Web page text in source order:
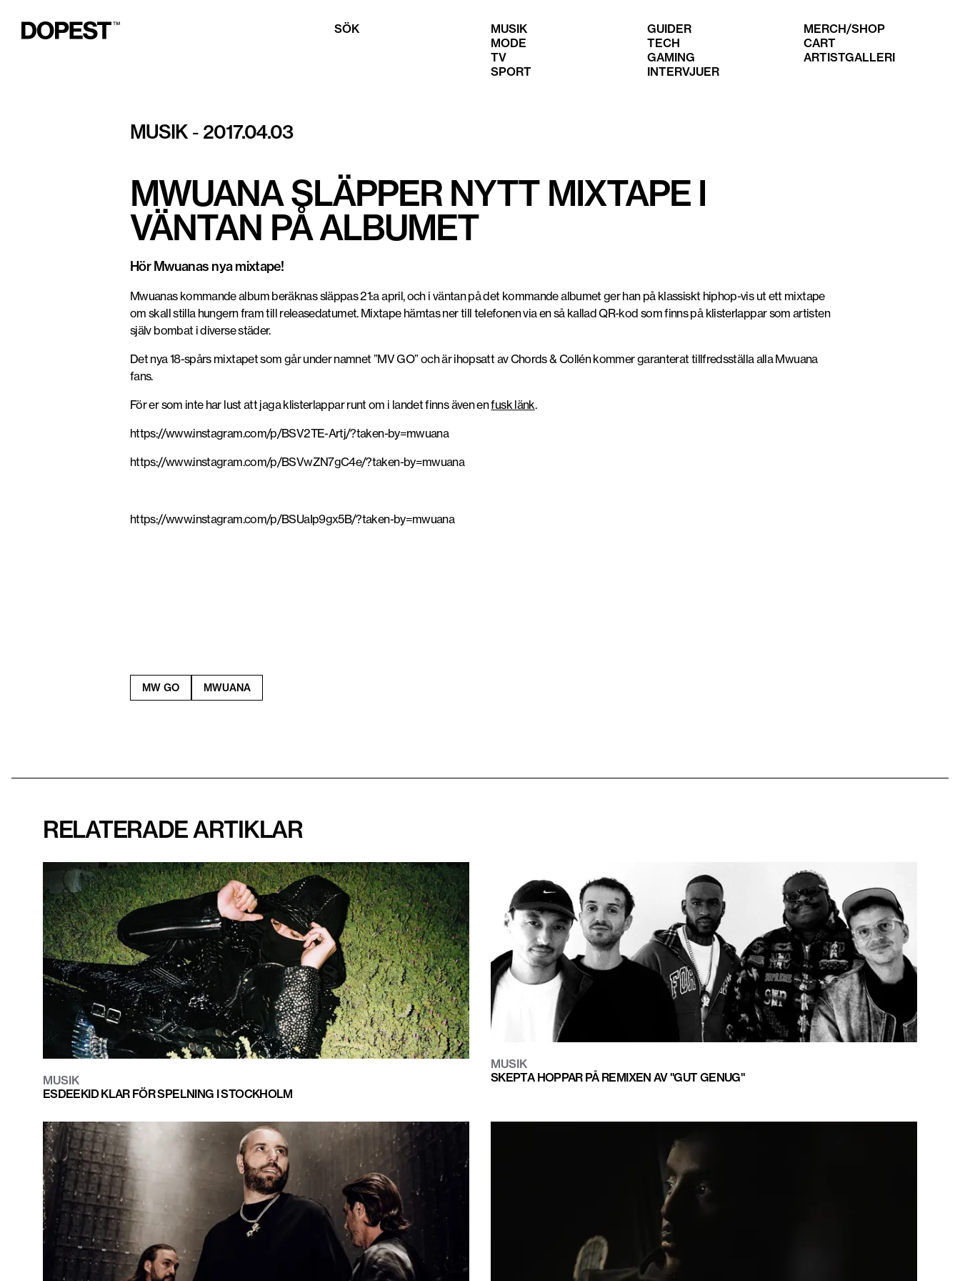
SÖK
MUSIK
MODE
TV
SPORT
GUIDER
TECH
GAMING
INTERVJUER
MERCH/SHOP
CART
ARTISTGALLERI
MUSIK- 2017.04.03
MWUANA SLÄPPER NYTT MIXTAPE I
VÄNTAN PÅ ALBUMET
Hör Mwuanas nya mixtape!
Mwuanas kommande album beräknas släppas 21:a april, och i väntan på det kommande albumet ger han på klassiskt hiphop-vis ut ett mixtape
om skall stilla hungern fram till releasedatumet. Mixtape hämtas ner till telefonen via en så kallad QR-kod som finns på klisterlappar som artisten
själv bombat i diverse städer.
Det nya 18-spårs mixtapet som går under namnet ”MV GO” och är ihopsatt av Chords & Collén kommer garanterat tillfredsställa alla Mwuana
fans.
För er som inte har lust att jaga klisterlappar runt om i landet finns även enfusk länk.
https://www.instagram.com/p/BSV2TE-Artj/?taken-by=mwuana
https://www.instagram.com/p/BSVwZN7gC4e/?taken-by=mwuana
https://www.instagram.com/p/BSUaIp9gx5B/?taken-by=mwuana
MW GO MWUANA
RELATERADE ARTIKLAR
MUSIK
ESDEEKID KLAR FÖR SPELNING I STOCKHOLM
MUSIK
SKEPTA HOPPAR PÅ REMIXEN AV "GUT GENUG"